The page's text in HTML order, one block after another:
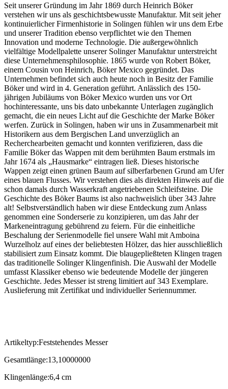
Seit unserer Gründung im Jahr 1869 durch Heinrich Böker
verstehen wir uns als geschichtsbewusste Manufaktur. Mit seit jeher
kontinuierlicher Firmenhistorie in Solingen fühlen wir uns dem Erbe
und unserer Tradition ebenso verpflichtet wie den Themen
Innovation und moderne Technologie. Die außergewöhnlich
vielfältige Modellpalette unserer Solinger Manufaktur unterstreicht
diese Unternehmensphilosophie. 1865 wurde von Robert Böker,
einem Cousin von Heinrich, Böker Mexico gegründet. Das
Unternehmen befindet sich auch heute noch in Besitz der Familie
Böker und wird in 4. Generation geführt. Anlässlich des 150-
jährigen Jubiläums von Böker Mexico wurden uns vor Ort
hochinteressante, uns bis dato unbekannte Unterlagen zugänglich
gemacht, die ein neues Licht auf die Geschichte der Marke Böker
werfen. Zurück in Solingen, haben wir uns in Zusammenarbeit mit
Historikern aus dem Bergischen Land unverzüglich an
Recherchearbeiten gemacht und konnten verifizieren, dass die
Familie Böker das Wappen mit dem berühmten Baum erstmals im
Jahr 1674 als „Hausmarke“ eintragen ließ. Dieses historische
Wappen zeigt einen grünen Baum auf silberfarbenen Grund am Ufer
eines blauen Flusses. Wir verstehen dies als direkten Hinweis auf die
schon damals durch Wasserkraft angetriebenen Schleifsteine. Die
Geschichte des Böker Baums ist also nachweislich über 343 Jahre
alt! Selbstverständlich haben wir diese Entdeckung zum Anlass
genommen eine Sonderserie zu konzipieren, um das Jahr der
Markeneintragung gebührend zu feiern. Für die einheitliche
Beschalung der Serienmodelle fiel unsere Wahl mit Amboina
Wurzelholz auf eines der beliebtesten Hölzer, das hier ausschließlich
stabilisiert zum Einsatz kommt. Die blaugepließteten Klingen tragen
das traditionelle Solinger Klingenfinish. Die Auswahl der Modelle
umfasst Klassiker ebenso wie bedeutende Modelle der jüngeren
Geschichte. Jedes Messer ist streng limitiert auf 343 Exemplare.
Auslieferung mit Zertifikat und individueller Seriennummer.
Artikeltyp:Feststehendes Messer
Gesamtlänge:13,10000000
Klingenlänge:6,4 cm